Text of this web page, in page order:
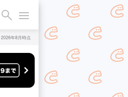
2026年8月時点